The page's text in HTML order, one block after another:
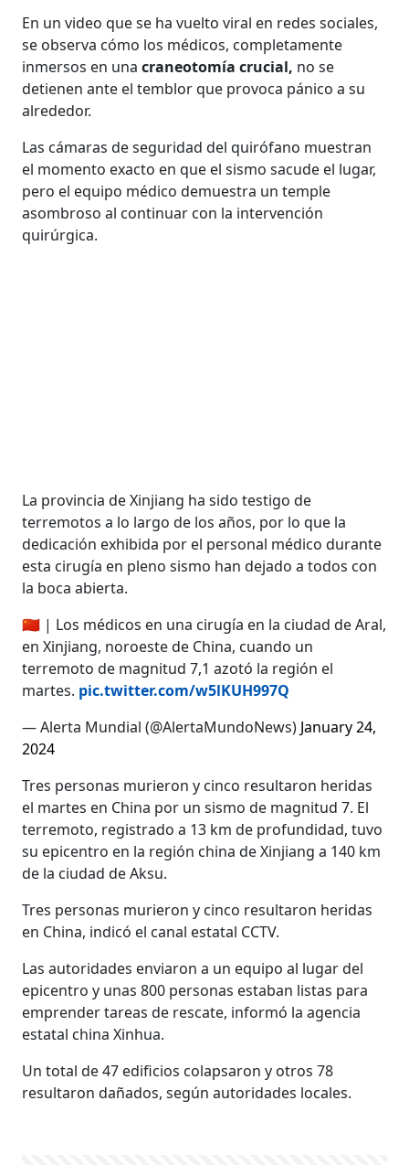
En un video que se ha vuelto viral en redes sociales,
se observa cómo los médicos, completamente
inmersos en una craneotomía crucial, no se
detienen ante el temblor que provoca pánico a su
alrededor.
Las cámaras de seguridad del quirófano muestran
el momento exacto en que el sismo sacude el lugar,
pero el equipo médico demuestra un temple
asombroso al continuar con la intervención
quirúrgica.
La provincia de Xinjiang ha sido testigo de
terremotos a lo largo de los años, por lo que la
dedicación exhibida por el personal médico durante
esta cirugía en pleno sismo han dejado a todos con
la boca abierta.
🇨🇳 | Los médicos en una cirugía en la ciudad de Aral,
en Xinjiang, noroeste de China, cuando un
terremoto de magnitud 7,1 azotó la región el
martes. pic.twitter.com/w5lKUH997Q
— Alerta Mundial (@AlertaMundoNews) January 24,
2024
Tres personas murieron y cinco resultaron heridas
el martes en China por un sismo de magnitud 7. El
terremoto, registrado a 13 km de profundidad, tuvo
su epicentro en la región china de Xinjiang a 140 km
de la ciudad de Aksu.
Tres personas murieron y cinco resultaron heridas
en China, indicó el canal estatal CCTV.
Las autoridades enviaron a un equipo al lugar del
epicentro y unas 800 personas estaban listas para
emprender tareas de rescate, informó la agencia
estatal china Xinhua.
Un total de 47 edificios colapsaron y otros 78
resultaron dañados, según autoridades locales.